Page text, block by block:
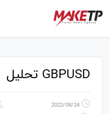
GBPUSD تحلیل
2022/08/24